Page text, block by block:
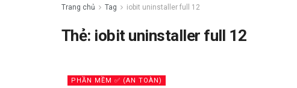
Trang chủ Tag iobit uninstaller full 12
Thẻ: iobit uninstaller full 12
PHẦN MỀM ✅ (AN TOÀN)